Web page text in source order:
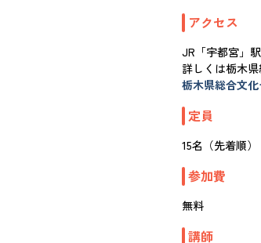
アクセス
JR「宇都宮」
詳しくは栃木
栃木県総合文
定員
15名（先着順）
参加費
無料
講師